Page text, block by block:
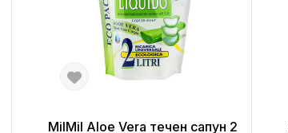
MilMil Aloe Vera течен сапун 2